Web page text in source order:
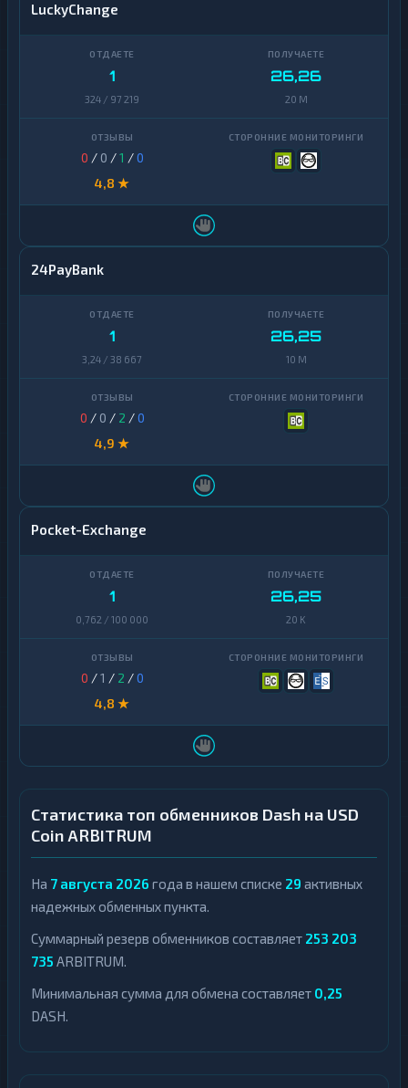
LuckyChange
1
324 / 97 219
26,26
20 M
0 / 0 /1 /0
4,8 ★
24PayBank
1
3,24 / 38 667
26,25
10 M
0 / 0 / 2 /0
4,9 ★
Pocket-Exchange
1
0,762 / 100 000
26,25
20 K
0 /1 / 2 /0
4,8 ★
Статистика топ обменников Dash на USD
Coin ARBITRUM
На 7 августа 2026 года в нашем списке 29 активных
надежных обменных пункта.
Суммарный резерв обменников составляет 253 203
735 ARBITRUM.
Минимальная сумма для обмена составляет 0,25
DASH.